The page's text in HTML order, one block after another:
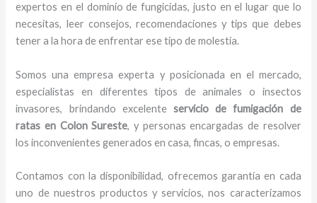
expertos en el dominio de fungicidas, justo en el lugar que lo
necesitas, leer consejos, recomendaciones y tips que debes
tener a la hora de enfrentar ese tipo de molestia.
Somos una empresa experta y posicionada en el mercado,
especialistas en diferentes tipos de animales o insectos
invasores, brindando excelente servicio de fumigación de
ratas en Colon Sureste, y personas encargadas de resolver
los inconvenientes generados en casa, fincas, o empresas.
Contamos con la disponibilidad, ofrecemos garantía en cada
uno de nuestros productos y servicios, nos caracterizamos